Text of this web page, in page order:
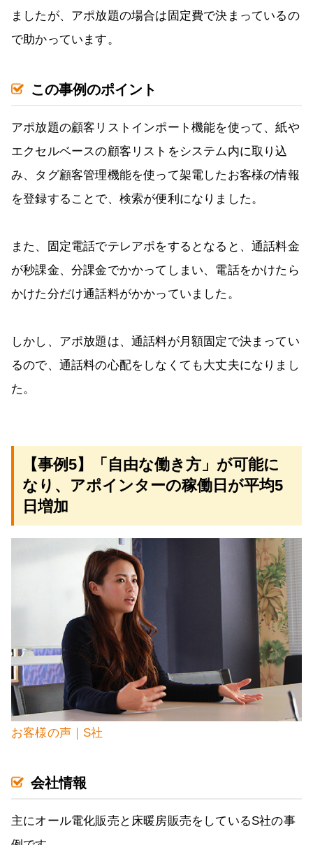
ましたが、アポ放題の場合は固定費で決まっているの
で助かっています。
この事例のポイント
アポ放題の顧客リストインポート機能を使って、紙や
エクセルベースの顧客リストをシステム内に取り込
み、タグ顧客管理機能を使って架電したお客様の情報
を登録することで、検索が便利になりました。
また、固定電話でテレアポをするとなると、通話料金
が秒課金、分課金でかかってしまい、電話をかけたら
かけた分だけ通話料がかかっていました。
しかし、アポ放題は、通話料が月額固定で決まってい
るので、通話料の心配をしなくても大丈夫になりまし
た。
【事例5】「自由な働き方」が可能に
なり、アポインターの稼働日が平均5
日増加
お客様の声｜S社
会社情報
主にオール電化販売と床暖房販売をしているS社の事